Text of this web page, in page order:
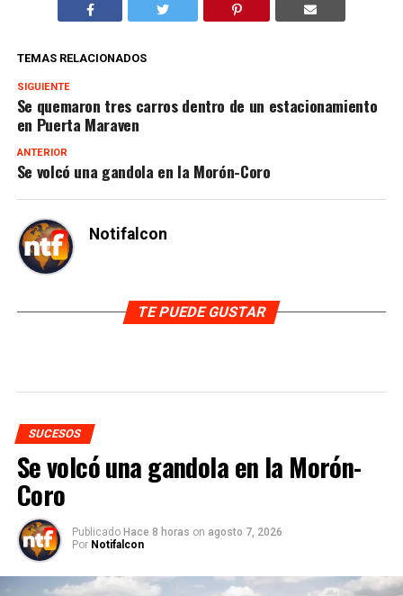
TEMAS RELACIONADOS
SIGUIENTE
Se quemaron tres carros dentro de un estacionamiento
en Puerta Maraven
ANTERIOR
Se volcó una gandola en la Morón-Coro
Notifalcon
TE PUEDE GUSTAR
SUCESOS
Se volcó una gandola en la Morón-
Coro
Publicado Hace 8 horas on agosto 7, 2026
Por Notifalcon